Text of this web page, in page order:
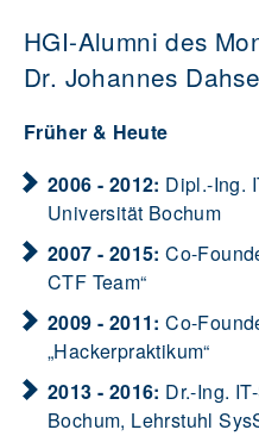
HGI-Alumni des
Dr. Johannes Dahse
Früher & Heute
2006 - 2012: Dipl.-Ing.
Universität Bochum
2007 - 2015: Co-
CTF Team“
2009 - 2011: Co-
„Hackerpraktikum“
2013 - 2016: Dr.-Ing.
Bochum, Lehrstuhl